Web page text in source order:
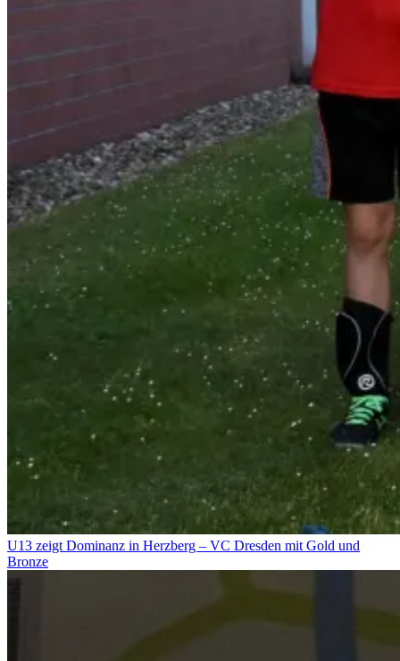
U13 zeigt Dominanz in Herzberg – VC Dresden mit Gold und
Bronze